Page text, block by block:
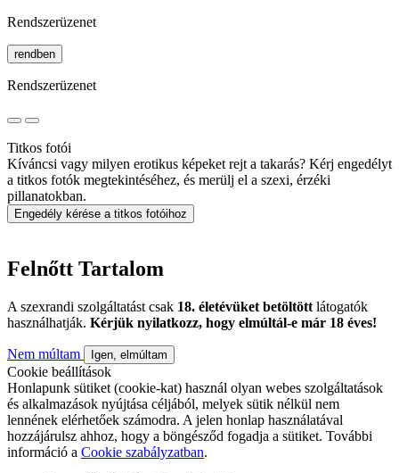
Rendszerüzenet
rendben
Rendszerüzenet
Titkos fotói
Kíváncsi vagy milyen erotikus képeket rejt a takarás? Kérj engedélyt
a titkos fotók megtekintéséhez, és merülj el a szexi, érzéki
pillanatokban.
Engedély kérése a titkos fotóihoz
Felnőtt Tartalom
A szexrandi szolgáltatást csak 18. életévüket betöltött látogatók
használhatják. Kérjük nyilatkozz, hogy elmúltál-e már 18 éves!
Nem múltam Igen, elmúltam
Cookie beállítások
Honlapunk sütiket (cookie-kat) használ olyan webes szolgáltatások
és alkalmazások nyújtása céljából, melyek sütik nélkül nem
lennének elérhetőek számodra. A jelen honlap használatával
hozzájárulsz ahhoz, hogy a böngésződ fogadja a sütiket. További
információ a Cookie szabályzatban.